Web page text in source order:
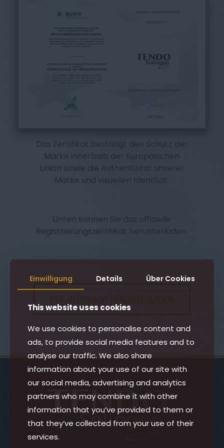
Das Zertifikat bestätigt den Schutz der
Marke innerhalb der Europäischen
Union sowie die Authentizität unserer
Marke und visuellen Identität.
Unten können Sie das offizielle
Registrierungszertifikat herunterladen.
Einwilligung Details Über Cookies
This website uses cookies
We use cookies to personalise content and
ads, to provide social media features and to
analyse our traffic. We also share
information about your use of our site with
our social media, advertising and analytics
partners who may combine it with other
information that you’ve provided to them or
that they’ve collected from your use of their
services.